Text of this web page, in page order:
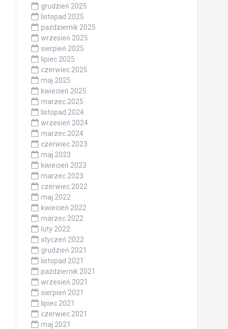
grudzień 2025
listopad 2025
październik 2025
wrzesień 2025
sierpień 2025
lipiec 2025
czerwiec 2025
maj 2025
kwiecień 2025
marzec 2025
listopad 2024
wrzesień 2024
marzec 2024
czerwiec 2023
maj 2023
kwiecień 2023
marzec 2023
czerwiec 2022
maj 2022
kwiecień 2022
marzec 2022
luty 2022
styczeń 2022
grudzień 2021
listopad 2021
październik 2021
wrzesień 2021
sierpień 2021
lipiec 2021
czerwiec 2021
maj 2021